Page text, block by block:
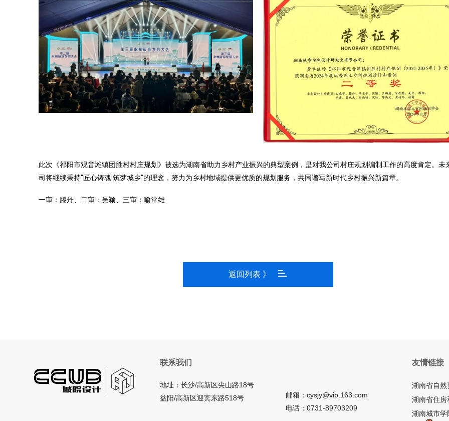
此次《祁阳市观音滩镇团胜村村庄规划》被选为湖南省助力乡村产业振兴的典型案例，是对我公司村庄规划编制工作的高度肯定。未
司将继续秉持“匠心铸魂·筑梦城乡”的理念，努力为乡村地域提供更优质的规划服务，共同谱写新时代乡村振兴新篇章。
一审：滕丹、二审：吴颖、三审：喻常雄
返回列表 》
联系我们
地址：长沙/高新区尖山路18号
益阳/高新区迎宾东路518号
邮箱：cysjy@vip.163.com
电话：0731-89703209
友情链接
湖南省自然
湖南省住房
湖南城市学